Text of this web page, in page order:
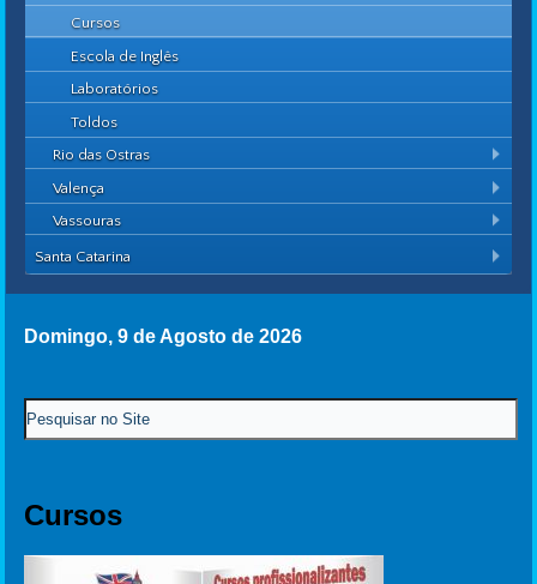
Cursos
Escola de Inglês
Laboratórios
Toldos
Rio das Ostras
Valença
Vassouras
Santa Catarina
Domingo, 9 de Agosto de 2026
Cursos